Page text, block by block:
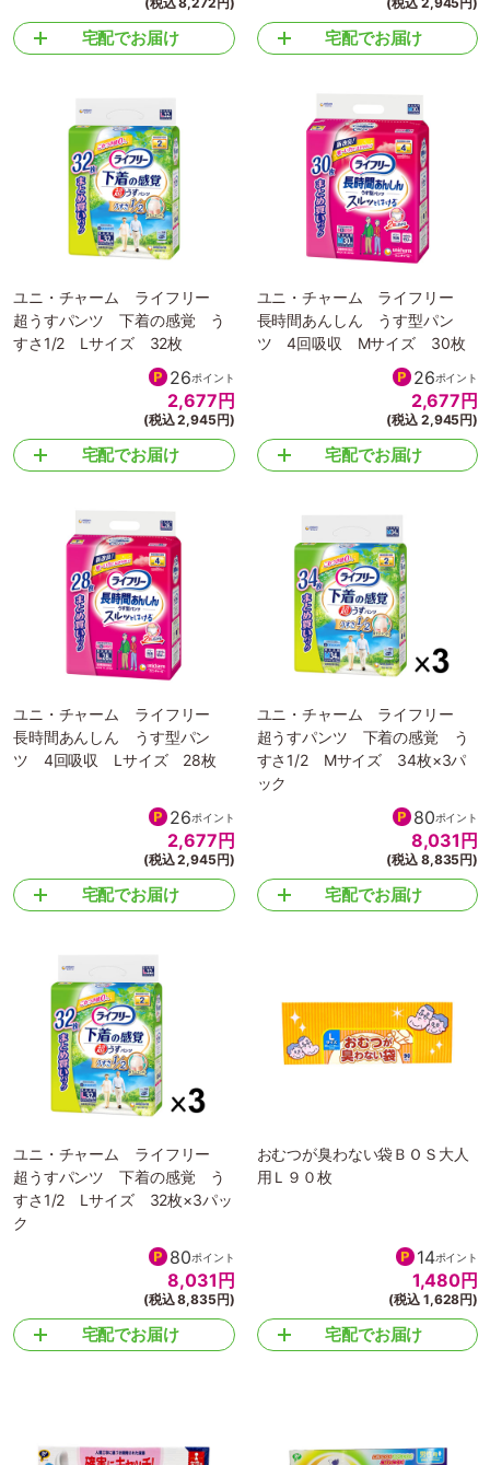
宅配でお届け 宅配でお届け
ユニ・チャーム ライフリー
超うすパンツ 下着の感覚 う
すさ1/2 Lサイズ 32枚
26ポイント
2,677 円
(税込 2,945円)
宅配でお届け
ユニ・チャーム ライフリー
長時間あんしん うす型パン
ツ 4回吸収 Mサイズ 30枚
26ポイント
2,677 円
(税込 2,945円)
宅配でお届け
ユニ・チャーム ライフリー
長時間あんしん うす型パン
ツ 4回吸収 Lサイズ 28枚
26ポイント
2,677 円
(税込 2,945円)
宅配でお届け
ユニ・チャーム ライフリー
超うすパンツ 下着の感覚 う
すさ1/2 Mサイズ 34枚×3パ
ック
80ポイント
8,031 円
(税込 8,835円)
宅配でお届け
ユニ・チャーム ライフリー
超うすパンツ 下着の感覚 う
すさ1/2 Lサイズ 32枚×3パッ
ク
80ポイント
8,031 円
(税込 8,835円)
宅配でお届け
おむつが臭わない袋ＢＯＳ大人
用Ｌ９０枚
14ポイント
1,480円
(税込 1,628円)
宅配でお届け